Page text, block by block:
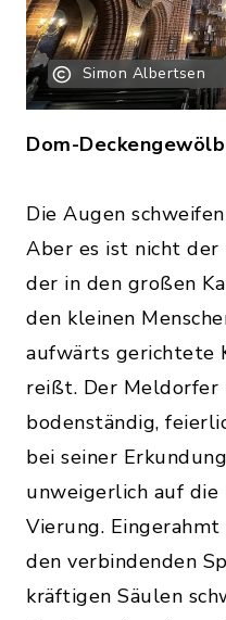
Simon Albertsen
Dom-
Die Augen
Aber es ist nicht der
der in den großen
den kleinen
aufwärts gerichtete
reißt. Der Meldorfer
bodenständig,
bei seiner
unweigerlich auf die
Vierung.
den verbindenden
kräftigen Säulen